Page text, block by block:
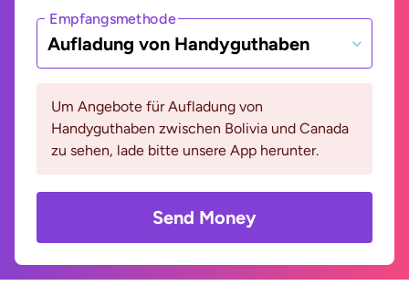
Empfangsmethode
Aufladung von Handyguthaben
Um Angebote für Aufladung von
Handyguthaben zwischen Bolivia und Canada
zu sehen, lade bitte unsere App herunter.
Send Money